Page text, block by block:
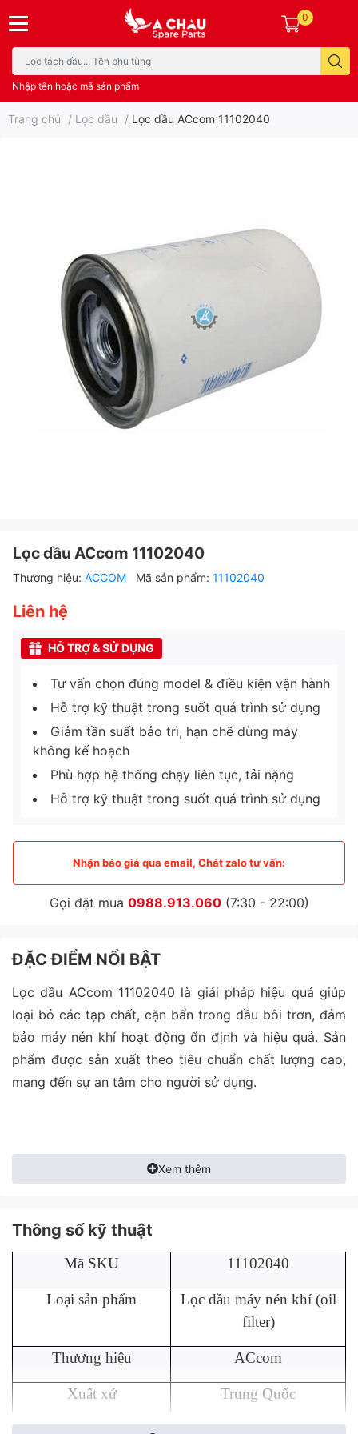
Nhập tên hoặc mã sản phẩm
0
Trang chủ / Lọc dầu / Lọc dầu ACcom 11102040
Lọc dầu ACcom 11102040
Thương hiệu: ACCOM Mã sản phẩm: 11102040
Liên hệ
HỖ TRỢ & SỬ DỤNG
Tư vấn chọn đúng model & điều kiện vận hành
Hỗ trợ kỹ thuật trong suốt quá trình sử dụng
Giảm tần suất bảo trì, hạn chế dừng máy
không kế hoạch
Phù hợp hệ thống chạy liên tục, tải nặng
Hỗ trợ kỹ thuật trong suốt quá trình sử dụng
Nhận báo giá qua email, Chát zalo tư vấn:
Gọi đặt mua 0988.913.060(7:30 - 22:00)
ĐẶC ĐIỂM NỔI BẬT
Lọc dầu ACcom 11102040 là giải pháp hiệu quả giúp
loại bỏ các tạp chất, cặn bẩn trong dầu bôi trơn, đảm
bảo máy nén khí hoạt động ổn định và hiệu quả. Sản
phẩm được sản xuất theo tiêu chuẩn chất lượng cao,
mang đến sự an tâm cho người sử dụng.
Xem thêm
Thông số kỹ thuật
Mã SKU 11102040
Loại sản phẩm
Lọc dầu máy nén khí (oil
filter)
Thương hiệu ACcom
Xuất xứ Trung Quốc
Áp suất chênh lệch ban
<0,25bar